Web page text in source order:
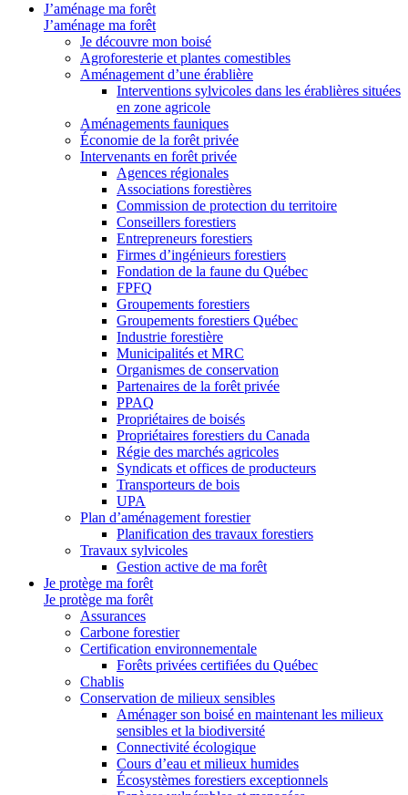
J’aménage ma forêt
J’aménage ma forêt
Je découvre mon boisé
Agroforesterie et plantes comestibles
Aménagement d’une érablière
Interventions sylvicoles dans les érablières situées
en zone agricole
Aménagements fauniques
Économie de la forêt privée
Intervenants en forêt privée
Agences régionales
Associations forestières
Commission de protection du territoire
Conseillers forestiers
Entrepreneurs forestiers
Firmes d’ingénieurs forestiers
Fondation de la faune du Québec
FPFQ
Groupements forestiers
Groupements forestiers Québec
Industrie forestière
Municipalités et MRC
Organismes de conservation
Partenaires de la forêt privée
PPAQ
Propriétaires de boisés
Propriétaires forestiers du Canada
Régie des marchés agricoles
Syndicats et offices de producteurs
Transporteurs de bois
UPA
Plan d’aménagement forestier
Planification des travaux forestiers
Travaux sylvicoles
Gestion active de ma forêt
Je protège ma forêt
Je protège ma forêt
Assurances
Carbone forestier
Certification environnementale
Forêts privées certifiées du Québec
Chablis
Conservation de milieux sensibles
Aménager son boisé en maintenant les milieux
sensibles et la biodiversité
Connectivité écologique
Cours d’eau et milieux humides
Écosystèmes forestiers exceptionnels